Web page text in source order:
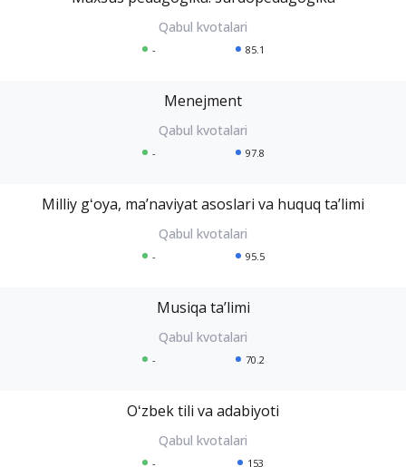
- 85.1
Menejment
- 97.8
Milliy gʻoya, maʼnaviyat asoslari va huquq taʼlimi
- 95.5
Musiqa taʼlimi
- 70.2
Oʻzbek tili va adabiyoti
- 153